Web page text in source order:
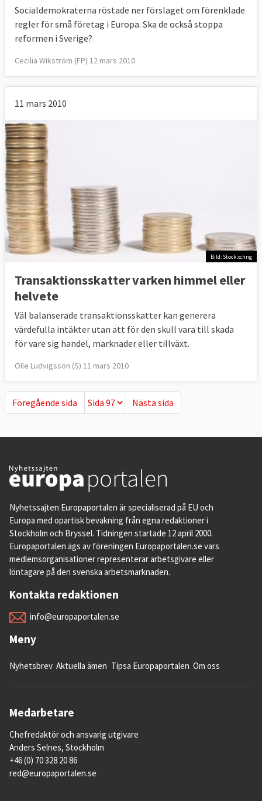
Socialdemokraterna röstade ner förslaget om förenklade
regler för små företag i Europa. Ska de också stoppa
reformen i Sverige?
Cecilia Wikström (FP) 12 mars 2010
11 mars 2010
Bild: Stock.xchng
Transaktionsskatter varken himmel eller
helvete
Väl balanserade transaktionsskatter kan generera
värdefulla intäkter utan att för den skull vara till skada
för vare sig handel, marknader eller tillväxt.
Olle Ludvigsson (S) 11 mars 2010
Föregående sida
Föregående sida Nästa sida
Nästa sida
Nyhetssajten Europaportalen är specialiserad på EU och
Europa med opartisk bevakning från egna redaktioner i
Stockholm och Bryssel. Tidningen startade 12 april 2000.
Europaportalen ägs av föreningen Europaportalen.se vars
medlemsorganisationer representerar arbetsgivare eller
löntagare på den svenska arbetsmarknaden.
Kontakta redaktionen
info@europaportalen.se
Meny
Nyhetsbrev Aktuella ämen Tipsa Europaportalen Om oss
Medarbetare
Chefredaktör och ansvarig utgivare
Anders Selnes, Stockholm
+46 (0) 70 328 20 86
red@europaportalen.se